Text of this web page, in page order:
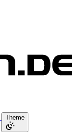
Theme